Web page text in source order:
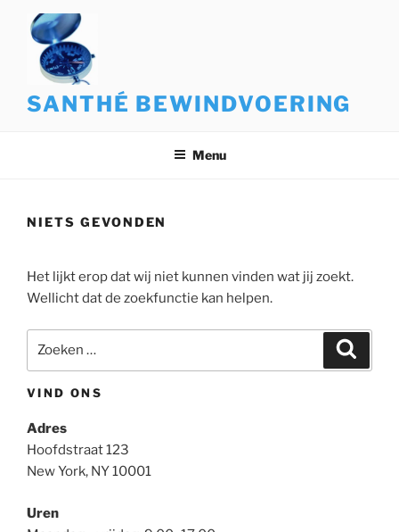
inhoud
SANTHÉ BEWINDVOERING
Menu
NIETS GEVONDEN
Het lijkt erop dat wij niet kunnen vinden wat jij zoekt.
Wellicht dat de zoekfunctie kan helpen.
naar:
VIND ONS
Adres
Hoofdstraat 123
New York, NY 10001
Uren